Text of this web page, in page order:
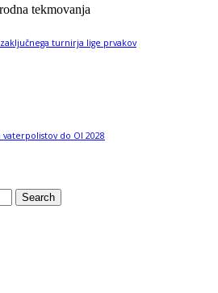
tekmovanja
turnirja lige prvakov
vaterpolistov do OI 2028
Search